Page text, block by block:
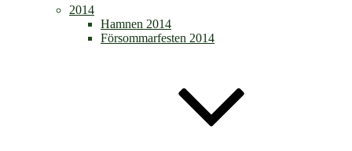
2014
Hamnen 2014
Försommarfesten 2014